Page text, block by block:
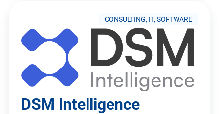
CONSULTING, IT, SOFTWARE
DSM Intelligence